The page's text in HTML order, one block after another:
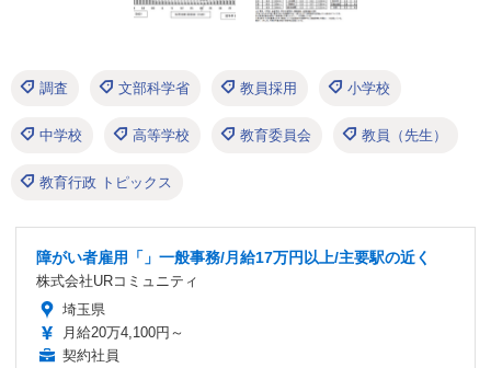
調査 文部科学省 教員採用 小学校
中学校 高等学校 教育委員会 教員（先生）
教育行政 トピックス
障がい者雇用「」一般事務/月給17万円以上/主要駅の近く
株式会社URコミュニティ
埼玉県
月給20万4,100円～
契約社員